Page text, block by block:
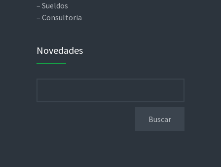
– Sueldos
– Consultoria
Novedades